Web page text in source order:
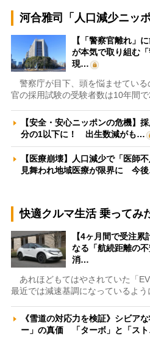
河合雅司「人口減少ニッ
【「警察官離れ」
が本気で取り組む
現…
警察庁が目下、頭を悩ませている
官の採用試験の受験者数は10年間
【安全・安心ニッポンの危機】
分の1以下に！ 出生数減がも…
【医療崩壊】人口減少で「医師
見舞われ地域医療が限界に 今
快適クルマ生活 乗ってみ
【4ヶ月間で受注
なる「航続距離の
消…
あれほどもてはやされていた「EV
最近では減速基調になっているよう
《雪道の対応力を検証》シビア
ー」の真価 「ターボ」と「ス